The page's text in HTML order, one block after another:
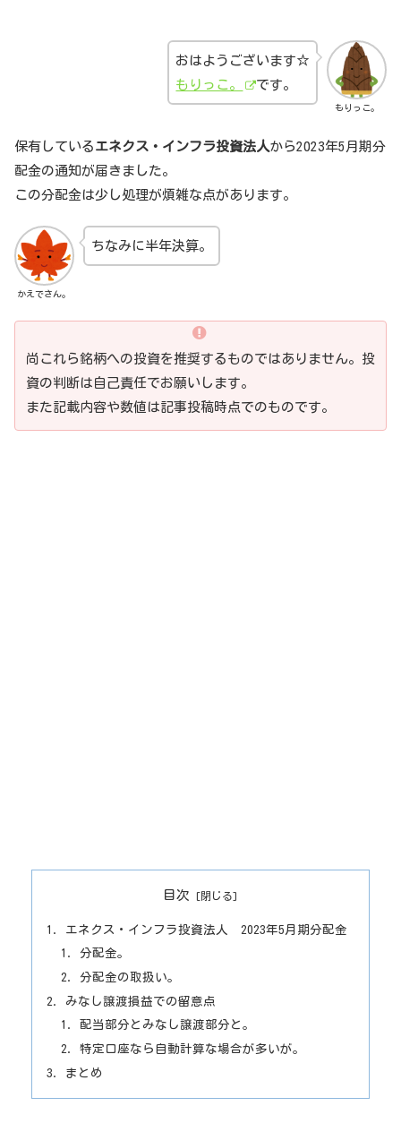
もりっこ。
おはようございます☆
もりっこ。
です。
保有している エネクス・インフラ投資法人から2023年5月期分
配金の通知が届きました。
この分配金は少し処理が煩雑な点があります。
かえでさん。
ちなみに半年決算。
尚これら銘柄への投資を推奨するものではありません。投
資の判断は自己責任でお願いします。
また記載内容や数値は記事投稿時点でのものです。
目次
エネクス・インフラ投資法人 2023年5月期分配金
分配金。
分配金の取扱い。
みなし譲渡損益での留意点
配当部分とみなし譲渡部分と。
特定口座なら自動計算な場合が多いが。
まとめ